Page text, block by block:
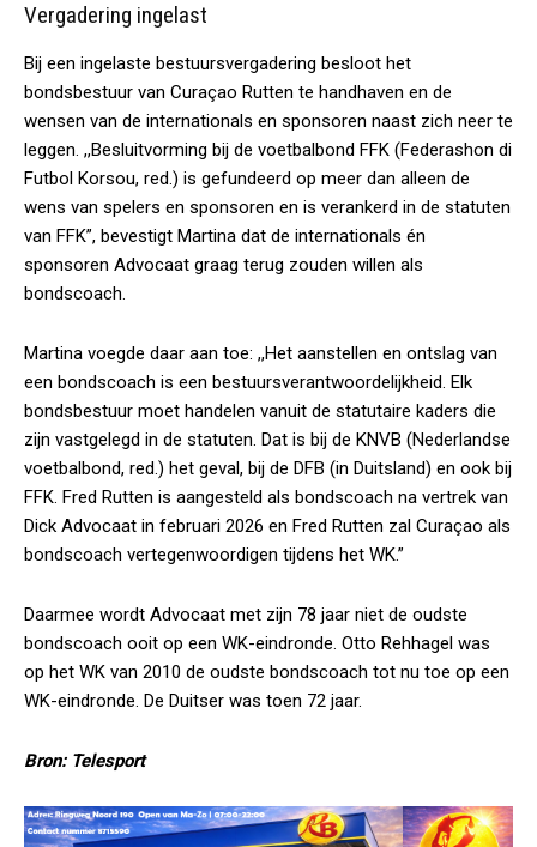
Vergadering ingelast
Bij een ingelaste bestuursvergadering besloot het
bondsbestuur van Curaçao Rutten te handhaven en de
wensen van de internationals en sponsoren naast zich neer te
leggen. ,,Besluitvorming bij de voetbalbond FFK (Federashon di
Futbol Korsou, red.) is gefundeerd op meer dan alleen de
wens van spelers en sponsoren en is verankerd in de statuten
van FFK”, bevestigt Martina dat de internationals én
sponsoren Advocaat graag terug zouden willen als
bondscoach.
Martina voegde daar aan toe: ,,Het aanstellen en ontslag van
een bondscoach is een bestuursverantwoordelijkheid. Elk
bondsbestuur moet handelen vanuit de statutaire kaders die
zijn vastgelegd in de statuten. Dat is bij de KNVB (Nederlandse
voetbalbond, red.) het geval, bij de DFB (in Duitsland) en ook bij
FFK. Fred Rutten is aangesteld als bondscoach na vertrek van
Dick Advocaat in februari 2026 en Fred Rutten zal Curaçao als
bondscoach vertegenwoordigen tijdens het WK.”
Daarmee wordt Advocaat met zijn 78 jaar niet de oudste
bondscoach ooit op een WK-eindronde. Otto Rehhagel was
op het WK van 2010 de oudste bondscoach tot nu toe op een
WK-eindronde. De Duitser was toen 72 jaar.
Bron: Telesport